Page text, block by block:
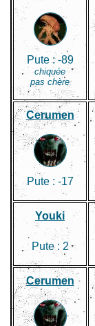
Pute :-89
chiquée
pas chère
Cerumen
Pute : -17
Youki
Pute : 2
Cerumen